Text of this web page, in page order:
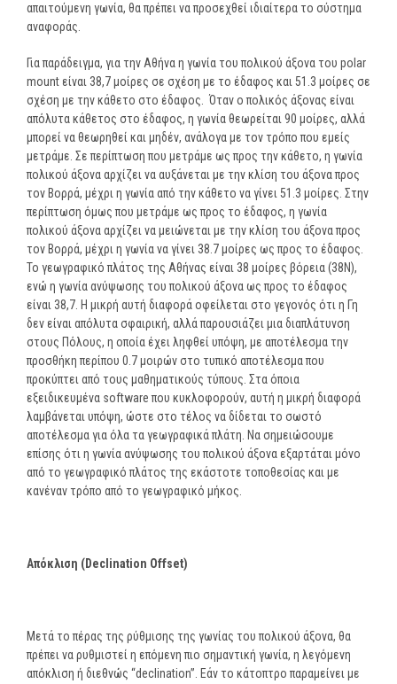
απαιτούμενη γωνία, θα πρέπει να προσεχθεί ιδιαίτερα το σύστημα
αναφοράς.
Για παράδειγμα, για την Αθήνα η γωνία του πολικού άξονα του polar
mount είναι 38,7 μοίρες σε σχέση με το έδαφος και 51.3 μοίρες σε
σχέση με την κάθετο στο έδαφος. Όταν ο πολικός άξονας είναι
απόλυτα κάθετος στο έδαφος, η γωνία θεωρείται 90 μοίρες, αλλά
μπορεί να θεωρηθεί και μηδέν, ανάλογα με τον τρόπο που εμείς
μετράμε. Σε περίπτωση που μετράμε ως προς την κάθετο, η γωνία
πολικού άξονα αρχίζει να αυξάνεται με την κλίση του άξονα προς
τον Βορρά, μέχρι η γωνία από την κάθετο να γίνει 51.3 μοίρες. Στην
περίπτωση όμως που μετράμε ως προς το έδαφος, η γωνία
πολικού άξονα αρχίζει να μειώνεται με την κλίση του άξονα προς
τον Βορρά, μέχρι η γωνία να γίνει 38.7 μοίρες ως προς το έδαφος.
Το γεωγραφικό πλάτος της Αθήνας είναι 38 μοίρες βόρεια (38Ν),
ενώ η γωνία ανύψωσης του πολικού άξονα ως προς το έδαφος
είναι 38,7. Η μικρή αυτή διαφορά οφείλεται στο γεγονός ότι η Γη
δεν είναι απόλυτα σφαιρική, αλλά παρουσιάζει μια διαπλάτυνση
στους Πόλους, η οποία έχει ληφθεί υπόψη, με αποτέλεσμα την
προσθήκη περίπου 0.7 μοιρών στο τυπικό αποτέλεσμα που
προκύπτει από τους μαθηματικούς τύπους. Στα όποια
εξειδικευμένα software που κυκλοφορούν, αυτή η μικρή διαφορά
λαμβάνεται υπόψη, ώστε στο τέλος να δίδεται το σωστό
αποτέλεσμα για όλα τα γεωγραφικά πλάτη. Να σημειώσουμε
επίσης ότι η γωνία ανύψωσης του πολικού άξονα εξαρτάται μόνο
από το γεωγραφικό πλάτος της εκάστοτε τοποθεσίας και με
κανέναν τρόπο από το γεωγραφικό μήκος.
Aπόκλιση (Declination Οffset)
Μετά το πέρας της ρύθμισης της γωνίας του πολικού άξονα, θα
πρέπει να ρυθμιστεί η επόμενη πιο σημαντική γωνία, η λεγόμενη
απόκλιση ή διεθνώς “declination”. Εάν το κάτοπτρο παραμείνει με